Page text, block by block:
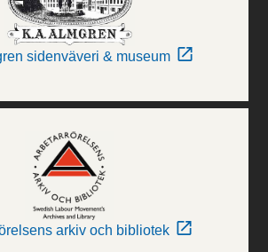
sidenväveri & museum
arkiv och bibliotek